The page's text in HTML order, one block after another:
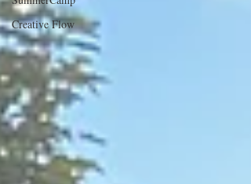
Creative Flow